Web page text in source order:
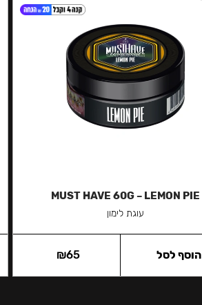
MUST HAVE 60G – LEMON PIE
עוגת לימון
₪65 הוסף לסל